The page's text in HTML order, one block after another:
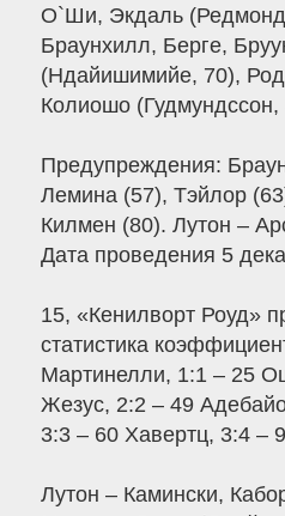
О`Ши, Экдаль
Браунхилл, Берге,
(Ндайишимийе, 70),
Колиошо (Гудмундссон,
Предупреждения:
Лемина (57), Тэйлор
Килмен (80). Лутон –
Дата проведения 5
15, «Кенилворт Роуд»
статистика
Мартинелли, 1:1 – 25
Жезус, 2:2 – 49
3:3 – 60 Хавертц, 3:4 –
Лутон – Камински,